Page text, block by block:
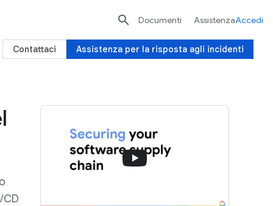
 Documenti AssistenzaAccedi
Assistenza per la risposta agli incidenti
Contattaci